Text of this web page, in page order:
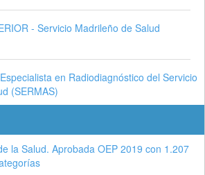
- Servicio Madrileño de Salud
en Radiodiagnóstico del Servicio
(SERMAS)
la Salud. Aprobada OEP 2019 con 1.207